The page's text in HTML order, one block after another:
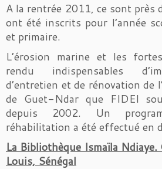
A la rentrée 2011, ce sont près
ont été inscrits pour l’année
et primaire.
L’érosion marine et les
rendu indispensables
d’entretien et de rénovation de
de Guet-Ndar que FIDEI
depuis 2002. Un
réhabilitation a été effectué en
La Bibliothèque Ismaïla
Louis, Sénégal